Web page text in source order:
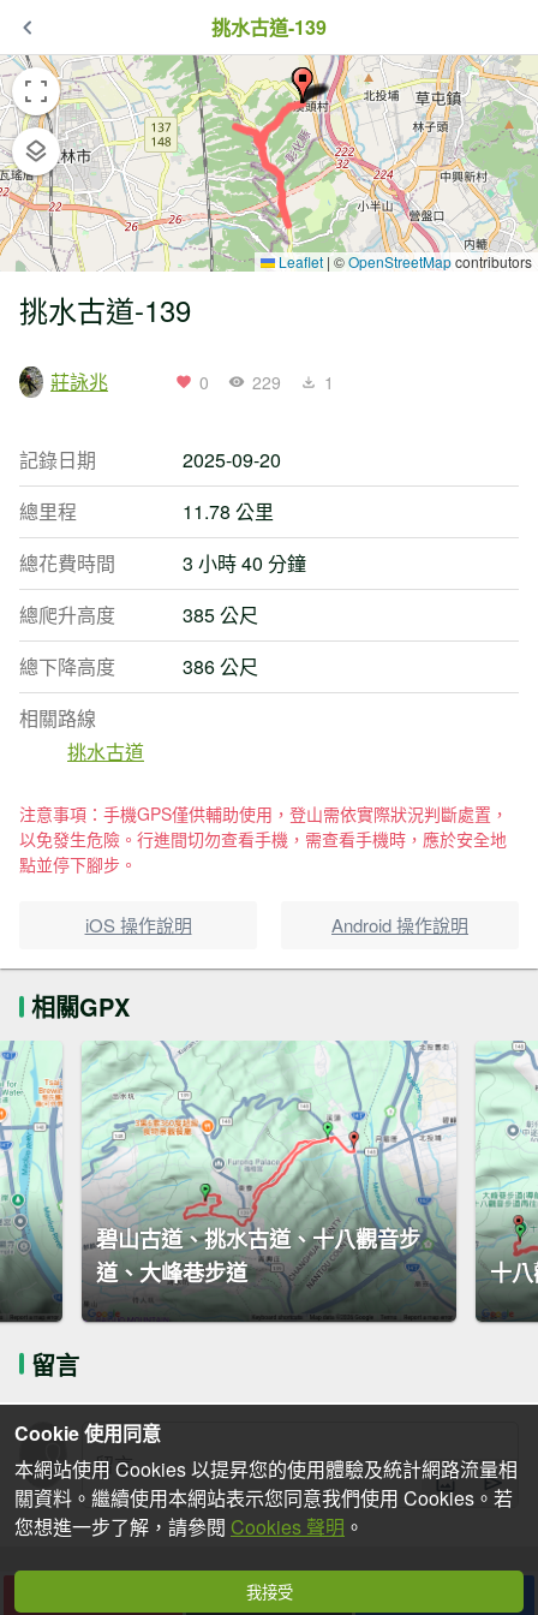
挑水古道-139
Leaflet | ©OpenStreetMapcontributors
挑水古道-139
莊詠兆 0 229 1
記錄日期
2025-09-20
總里程
11.78 公里
總花費時間
3 小時 40 分鐘
總爬升高度
385 公尺
總下降高度
386 公尺
相關路線
挑水古道
注意事項：手機GPS僅供輔助使用，登山需依實際狀況判斷處置，
以免發生危險。行進間切勿查看手機，需查看手機時，應於安全地
點並停下腳步。
iOS 操作說明 Android 操作說明
相關GPX
碧山古道、挑水古道、十八觀音步
道、大峰巷步道
十
留言
下載
Cookie 使用同意
本網站使用 Cookies 以提昇您的使用體驗及統計網路流量相
關資料。繼續使用本網站表示您同意我們使用 Cookies。若
您想進一步了解，請參閱 Cookies 聲明 。
我接受